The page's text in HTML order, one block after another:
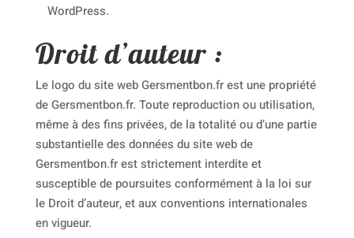
WordPress.
Droit d’auteur :
Le logo du site web Gersmentbon.fr est une propriété
de Gersmentbon.fr. Toute reproduction ou utilisation,
même à des fins privées, de la totalité ou d’une partie
substantielle des données du site web de
Gersmentbon.fr est strictement interdite et
susceptible de poursuites conformément à la loi sur
le Droit d’auteur, et aux conventions internationales
en vigueur.